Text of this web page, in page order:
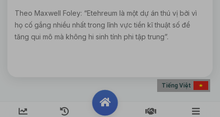
Tiếng Việt
Theo Maxwell Foley: “Etehreum là một dự án thú vị bởi vì
họ cố gắng nhiều nhất trong lĩnh vực tiền kĩ thuật số để
tăng qui mô mà không hi sinh tính phi tập trung”.